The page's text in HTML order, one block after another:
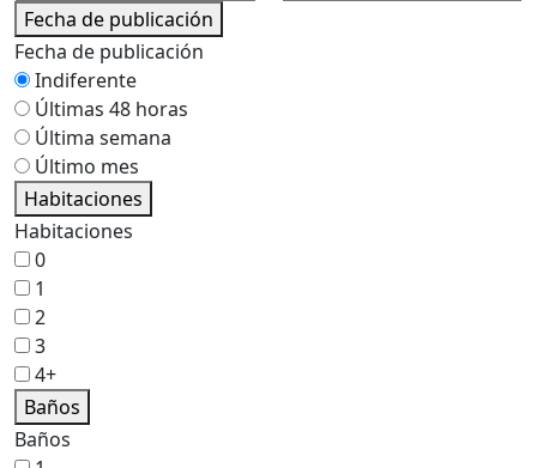
Fecha de publicación
Fecha de publicación
Indiferente
Últimas 48 horas
Última semana
Último mes
Habitaciones
Habitaciones
0
1
2
3
4+
Baños
Baños